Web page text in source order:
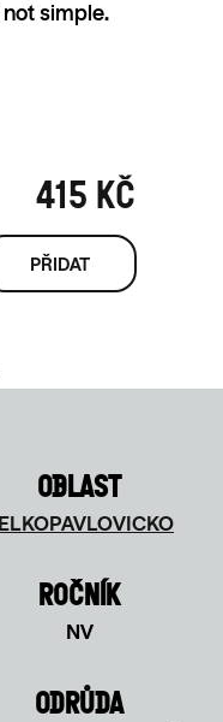
simple.
415 KČ
OBLAST
ROČNÍK
NV
ODRŮDA